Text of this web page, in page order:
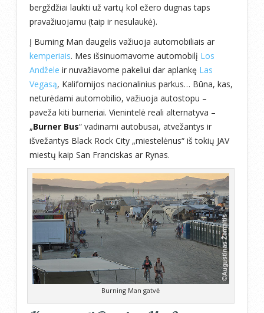
bergždžiai laukti už vartų kol ežero dugnas taps
pravažiuojamu (taip ir nesulaukė).
Į Burning Man daugelis važiuoja automobiliais ar
kemperiais. Mes išsinuomavome automobilį Los
Andžele ir nuvažiavome pakeliui dar aplankę Las
Vegasą, Kalifornijos nacionalinius parkus… Būna, kas,
neturėdami automobilio, važiuoja autostopu –
paveža kiti burneriai. Vienintelė reali alternatyva –
„Burner Bus“ vadinami autobusai, atvežantys ir
išvežantys Black Rock City „miestelėnus“ iš tokių JAV
miestų kaip San Franciskas ar Rynas.
Burning Man gatvė